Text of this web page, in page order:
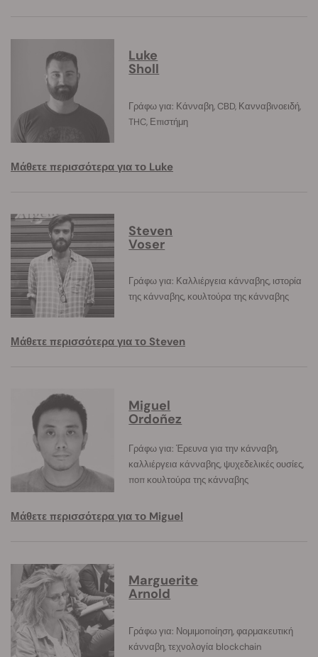
Luke
Sholl
Γράφω για: Κάνναβη, CBD, Κανναβινοειδή,
THC, Επιστήμη
Μάθετε περισσότερα για το Luke
Steven
Voser
Γράφω για: Καλλιέργεια κάνναβης, ιστορία
της κάνναβης, κουλτούρα της κάνναβης
Μάθετε περισσότερα για το Steven
Miguel
Ordoñez
Γράφω για: Έρευνα για την κάνναβη,
καλλιέργεια κάνναβης, ψυχεδελικές ουσίες,
ποπ κουλτούρα της κάνναβης
Μάθετε περισσότερα για το Miguel
Marguerite
Arnold
Γράφω για: Νομιμοποίηση, φαρμακευτική
κάνναβη, τεχνολογία blockchain